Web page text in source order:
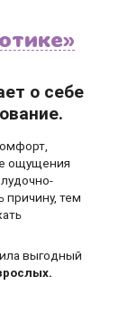
о себе
ощущения
причину, тем
выгодный